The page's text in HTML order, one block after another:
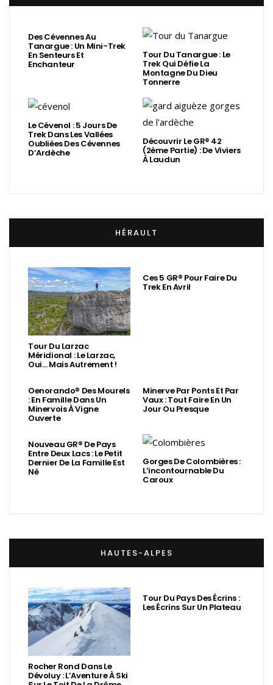
Des Cévennes Au
Tanargue : Un Mini-Trek
En Senteurs Et
Enchanteur
Tour Du Tanargue : Le
Trek Qui Défie La
Montagne Du Dieu
Tonnerre
Le Cévenol : 5 Jours De
Trek Dans Les Vallées
Oubliées Des Cévennes
D’Ardèche
Découvrir Le GR® 42
(2ème Partie) : De Viviers
À Laudun
HÉRAULT
Tour Du Larzac
Méridional : Le Larzac,
Oui… Mais Autrement !
Ces 5 GR® Pour Faire Du
Trek En Avril
Oenorando® Des Mourels
: En Famille Dans Un
Minervois À Vigne
Ouverte
Minerve Par Ponts Et Par
Vaux : Tout Faire En Un
Jour Ou Presque
Nouveau GR® De Pays
Entre Deux Lacs : Le Petit
Dernier De La Famille Est
Né
Gorges De Colombières :
L’incontournable Du
Caroux
HAUTES-ALPES
Rocher Rond Dans Le
Dévoluy : L’Aventure À Ski
Tour Du Pays Des Écrins :
Les Écrins Sur Un Plateau